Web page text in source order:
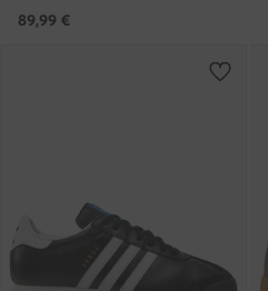
89,99 €